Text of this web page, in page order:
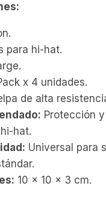
para hi-hat.
x 4 unidades.
de alta
Protección
hat.
Universal para
10 x 10 x 3 cm.